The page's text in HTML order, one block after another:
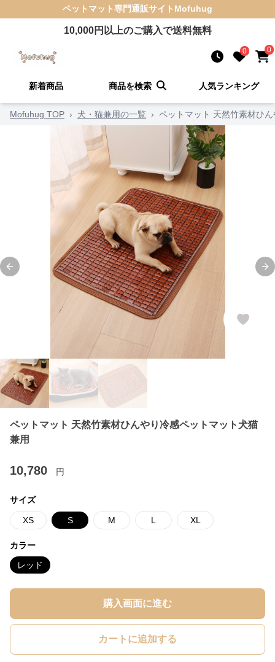
ペットマット専門通販サイト Mofuhug
10,000円以上のご購入で送料無料
0 0
新着商品 商品を検索 人気ランキング
Mofuhug TOP › 犬・猫兼用の一覧 › ペットマット 天然竹素材ひ
Previous slide
ペットマット 天然竹素材ひんやり冷感ペットマット犬猫
兼用
10,780 円
サイズ
XS S M L XL
カラー
レッド
購入画面に進む
カートに追加する